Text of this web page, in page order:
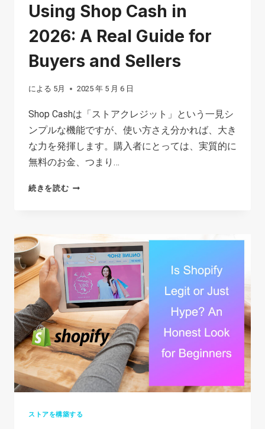
Using Shop Cash in
2026: A Real Guide for
Buyers and Sellers
による 5月 2025 年 5 月 6 日
Shop Cashは「ストアクレジット」という一見シ
ンプルな機能ですが、使い方さえ分かれば、大き
な力を発揮します。購入者にとっては、実質的に
無料のお金、つまり…
続きを読むUSING
2026:
A
REAL
GUIDE
FOR
BUYERS
AND
SELLERS
ストアを構築する